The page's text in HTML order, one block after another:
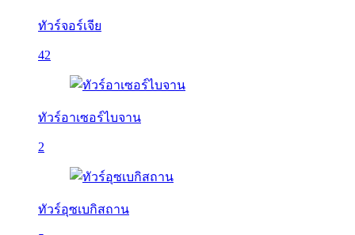
ทัวร์จอร์เจีย
42
ทัวร์อาเซอร์ไบจาน
2
ทัวร์อุซเบกิสถาน